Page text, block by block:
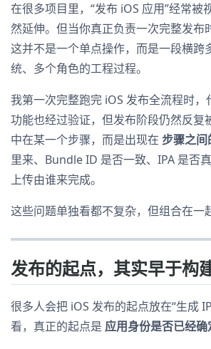
在很多项目里，“发布 iOS 应用”经常被
然延伸。但当你真正负责一次完整发布
这并不是一个单点操作，而是一段横跨
统、多个角色的工程过程。
我第一次完整跑完 iOS 发布全流程时，
功能也经过验证，但发布阶段仍然反复
中在某一个步骤，而是出现在 步骤之
里来、Bundle ID 是否一致、IPA 是否
上传由谁来完成。
这些问题单独看都不复杂，但组合在一
发布的起点，其实早于构
很多人会把 iOS 发布的起点放在“生成
看，真正的起点是 应用身份是否已经确